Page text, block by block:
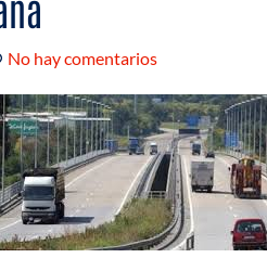
No hay comentarios